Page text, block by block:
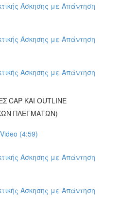
Άσκησης με Απάντηση
Άσκησης με Απάντηση
Άσκησης με Απάντηση
CAP ΚΑΙ OUTLINE
ΠΛΕΓΜΑΤΩΝ)
(4:59)
Άσκησης με Απάντηση
Άσκησης με Απάντηση